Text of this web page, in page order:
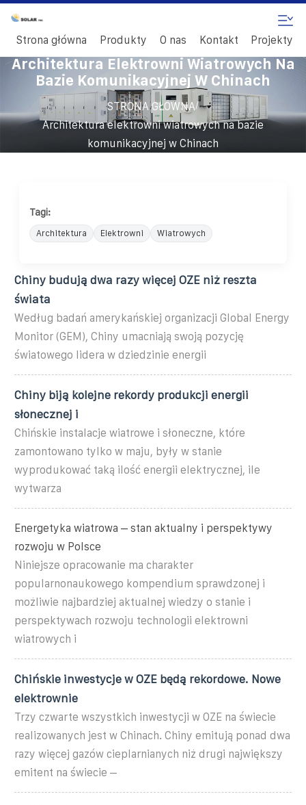
Strona główna Produkty O nas Kontakt Projekty
Architektura Elektrowni Wiatrowych Na
Bazie Komunikacyjnej W Chinach
STRONA GŁÓWNA/
Architektura elektrowni wiatrowych na bazie
komunikacyjnej w Chinach
Tagi:
Architektura Elektrowni Wiatrowych
Chiny budują dwa razy więcej OZE niż reszta
świata
Według badań amerykańskiej organizacji Global Energy
Monitor (GEM), Chiny umacniają swoją pozycję
światowego lidera w dziedzinie energii
Chiny biją kolejne rekordy produkcji energii
słonecznej i
Chińskie instalacje wiatrowe i słoneczne, które
zamontowano tylko w maju, były w stanie
wyprodukować taką ilość energii elektrycznej, ile
wytwarza
Energetyka wiatrowa – stan aktualny i perspektywy
rozwoju w Polsce
Niniejsze opracowanie ma charakter
popularnonaukowego kompendium sprawdzonej i
możliwie najbardziej aktualnej wiedzy o stanie i
perspektywach rozwoju technologii elektrowni
wiatrowych i
Chińskie inwestycje w OZE będą rekordowe. Nowe
elektrownie
Trzy czwarte wszystkich inwestycji w OZE na świecie
realizowanych jest w Chinach. Chiny emitują ponad dwa
razy więcej gazów cieplarnianych niż drugi największy
emitent na świecie –